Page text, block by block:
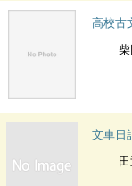
高校古
文車日